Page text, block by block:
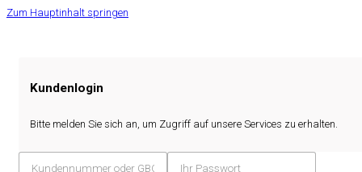
Zum Hauptinhalt springen
Kundenlogin
Bitte melden Sie sich an, um Zugriff auf unsere Services zu erhalten.